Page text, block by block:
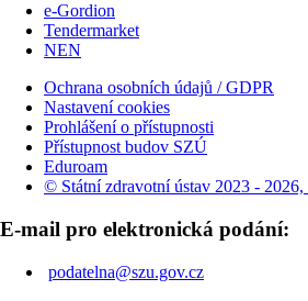
e-Gordion
Tendermarket
NEN
Ochrana osobních údajů / GDPR
Nastavení cookies
Prohlášení o přístupnosti
Přístupnost budov SZÚ
Eduroam
© Státní zdravotní ústav 2023 -
E-mail pro elektronická podání:
podatelna@szu.gov.cz